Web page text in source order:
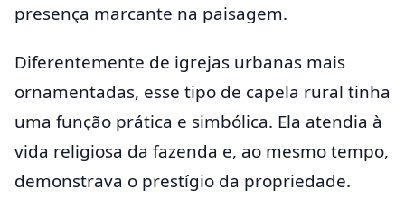
presença marcante na paisagem.
Diferentemente de igrejas urbanas mais
ornamentadas, esse tipo de capela rural tinha
uma função prática e simbólica. Ela atendia à
vida religiosa da fazenda e, ao mesmo tempo,
demonstrava o prestígio da propriedade.